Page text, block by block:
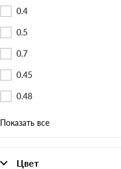
0.4
0.5
0.7
0.45
0.48
Показать все
Цвет